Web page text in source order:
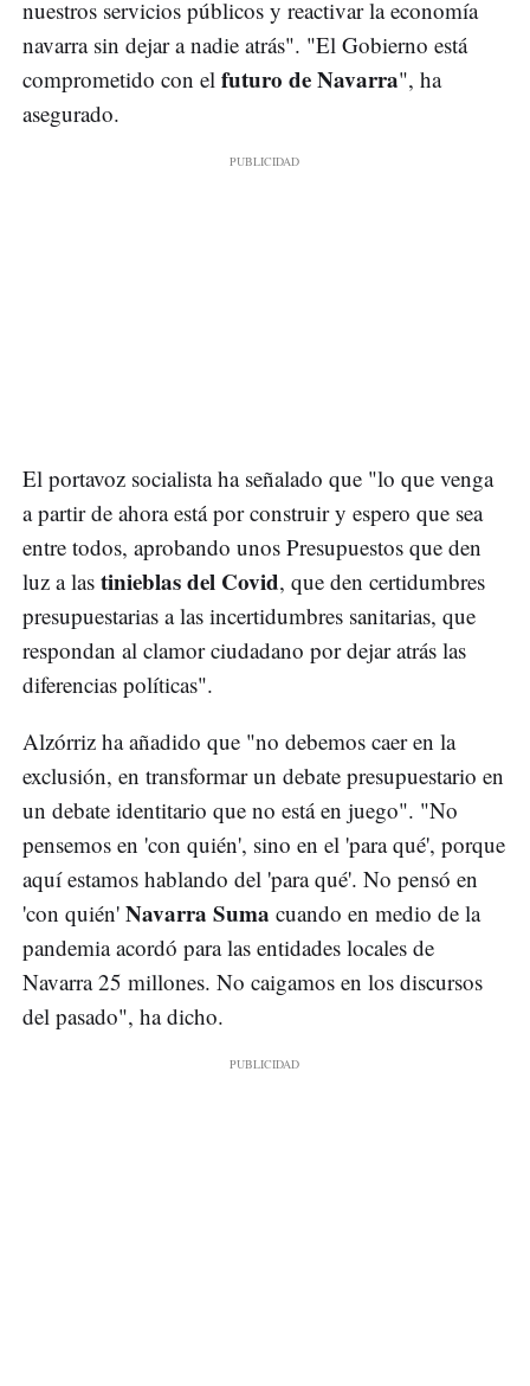
nuestros servicios públicos y reactivar la economía
navarra sin dejar a nadie atrás". "El Gobierno está
comprometido con el futuro de Navarra", ha
asegurado.
El portavoz socialista ha señalado que "lo que venga
a partir de ahora está por construir y espero que sea
entre todos, aprobando unos Presupuestos que den
luz a las tinieblas del Covid, que den certidumbres
presupuestarias a las incertidumbres sanitarias, que
respondan al clamor ciudadano por dejar atrás las
diferencias políticas".
Alzórriz ha añadido que "no debemos caer en la
exclusión, en transformar un debate presupuestario en
un debate identitario que no está en juego". "No
pensemos en 'con quién', sino en el 'para qué', porque
aquí estamos hablando del 'para qué'. No pensó en
'con quién' Navarra Suma cuando en medio de la
pandemia acordó para las entidades locales de
Navarra 25 millones. No caigamos en los discursos
del pasado", ha dicho.